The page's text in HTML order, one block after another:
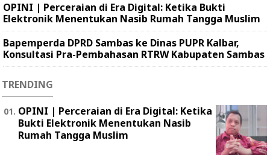
OPINI | Perceraian di Era Digital: Ketika Bukti
Elektronik Menentukan Nasib Rumah Tangga Muslim
Bapemperda DPRD Sambas ke Dinas PUPR Kalbar,
Konsultasi Pra-Pembahasan RTRW Kabupaten Sambas
TRENDING
OPINI | Perceraian di Era Digital: Ketika
Bukti Elektronik Menentukan Nasib
Rumah Tangga Muslim